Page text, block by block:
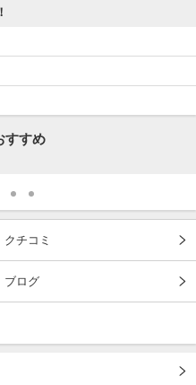
すすめ
クチコミ
ブログ